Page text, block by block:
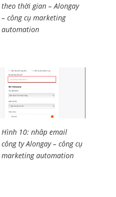
theo thời gian – Alongay
– công cụ marketing
automation
Hình 10: nhâp email
công ty Alongay – công cụ
marketing automation